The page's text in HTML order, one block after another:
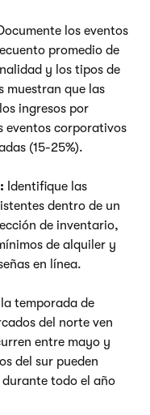
los eventos
promedio de
y los tipos de
muestran que las
ingresos por
eventos corporativos
(15-25%).
Identifique las
dentro de un
de inventario,
de alquiler y
en línea.
la temporada de
del norte ven
entre mayo y
del sur pueden
todo el año